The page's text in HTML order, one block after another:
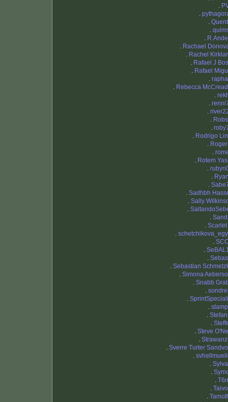
.
.
.
.
.
. Rachael
. Rachel
. Rafael J
. Rafael
.
. Rebecca
.
.
.
.
.
. Rodrigo
.
.
. Rotem
.
.
.
. Sadhbh
. Sally
.
.
. Scarlet
.
.
.
.
. Sebastian
. Simona
. Snabb
.
.
.
.
.
. Steve
.
. Sverre Turter
.
.
.
.
.
.